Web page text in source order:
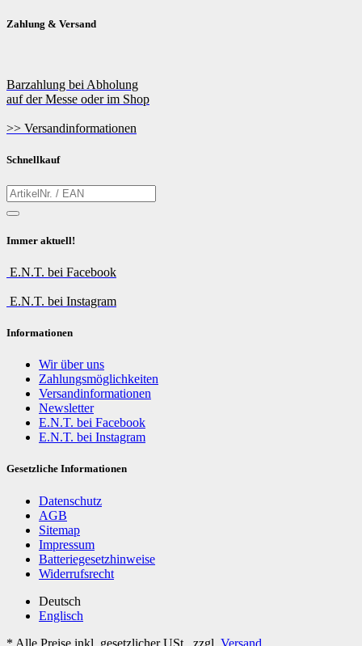
Zahlung & Versand
Barzahlung bei Abholung
auf der Messe oder im Shop
>> Versandinformationen
Schnellkauf
Immer aktuell!
E.N.T. bei Facebook
E.N.T. bei Instagram
Informationen
Wir über uns
Zahlungsmöglichkeiten
Versandinformationen
Newsletter
E.N.T. bei Facebook
E.N.T. bei Instagram
Gesetzliche Informationen
Datenschutz
AGB
Sitemap
Impressum
Batteriegesetzhinweise
Widerrufsrecht
Deutsch
Englisch
* Alle Preise inkl. gesetzlicher USt., zzgl. Versand